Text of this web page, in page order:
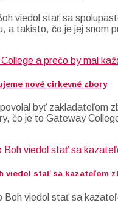
viedol stať sa
a takisto, čo je jej snom
nové cirkevné zbory
byť zakladateľom
čo je to Gateway
viedol stať sa kazateľom
Boh viedol stať sa